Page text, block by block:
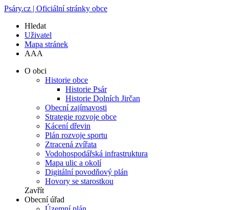
Psáry.cz | Oficiální stránky obce
Hledat
Uživatel
Mapa stránek
AAA
O obci
Historie obce
Historie Psár
Historie Dolních Jirčan
Obecní zajímavosti
Strategie rozvoje obce
Kácení dřevin
Plán rozvoje sportu
Ztracená zvířata
Vodohospodářská infrastruktura
Mapa ulic a okolí
Digitální povodňový plán
Hovory se starostkou
Zavřít
Obecní úřad